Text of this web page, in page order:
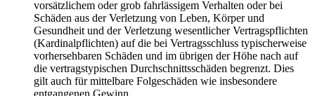
vorsätzlichem oder grob fahrlässigem Verhalten oder bei
Schäden aus der Verletzung von Leben, Körper und
Gesundheit und der Verletzung wesentlicher Vertragspflichten
(Kardinalpflichten) auf die bei Vertragsschluss typischerweise
vorhersehbaren Schäden und im übrigen der Höhe nach auf
die vertragstypischen Durchschnittsschäden begrenzt. Dies
gilt auch für mittelbare Folgeschäden wie insbesondere
entgangenen Gewinn.